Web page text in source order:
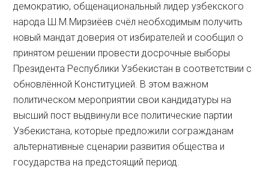
демократию, общенациональный лидер узбекского
народа Ш.М.Мирзиёев счёл необходимым получить
новый мандат доверия от избирателей и сообщил о
принятом решении провести досрочные выборы
Президента Республики Узбекистан в соответствии с
обновлённой Конституцией. В этом важном
политическом мероприятии свои кандидатуры на
высший пост выдвинули все политические партии
Узбекистана, которые предложили согражданам
альтернативные сценарии развития общества и
государства на предстоящий период.